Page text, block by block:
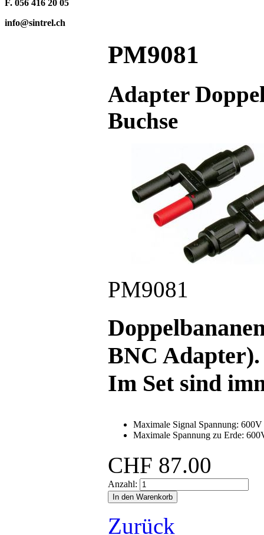
F. 056 416 20 05
info@sintrel.ch
PM9081
Adapter
Buchse
PM9081
BNC
Im Set sind
Maximale Signal Spannung: 600V
Maximale Spannung zu Erde:
CHF 87.00
Anzahl:
Zurück